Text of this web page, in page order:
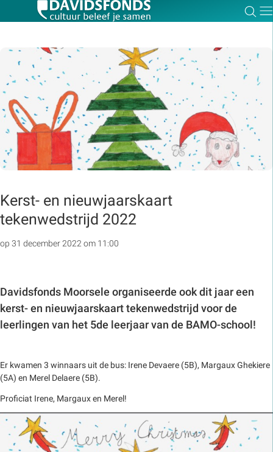
Kerst- en nieuwjaarskaart
tekenwedstrijd 2022
op 31 december 2022 om 11:00
Davidsfonds Moorsele organiseerde ook dit jaar een
kerst- en nieuwjaarskaart tekenwedstrijd voor de
leerlingen van het 5de leerjaar van de BAMO-school!
Er kwamen 3 winnaars uit de bus: Irene Devaere (5B), Margaux Ghekiere
(5A) en Merel Delaere (5B).
Proficiat Irene, Margaux en Merel!
Zoek:
Zoeken